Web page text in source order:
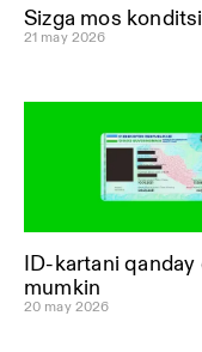
Sizga mos
21 may 2026
ID-kartani qanday
mumkin
20 may 2026